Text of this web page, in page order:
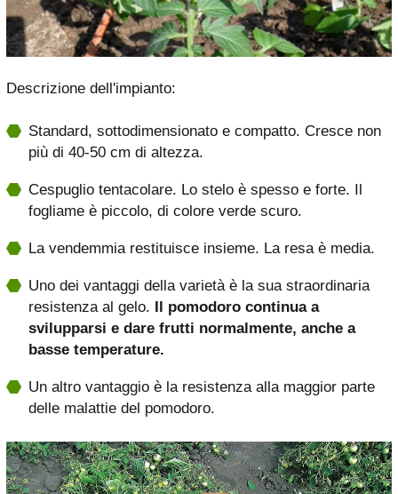
Descrizione dell'impianto:
Standard, sottodimensionato e compatto. Cresce non
più di 40-50 cm di altezza.
Cespuglio tentacolare. Lo stelo è spesso e forte. Il
fogliame è piccolo, di colore verde scuro.
La vendemmia restituisce insieme. La resa è media.
Uno dei vantaggi della varietà è la sua straordinaria
resistenza al gelo. Il pomodoro continua a
svilupparsi e dare frutti normalmente, anche a
basse temperature.
Un altro vantaggio è la resistenza alla maggior parte
delle malattie del pomodoro.